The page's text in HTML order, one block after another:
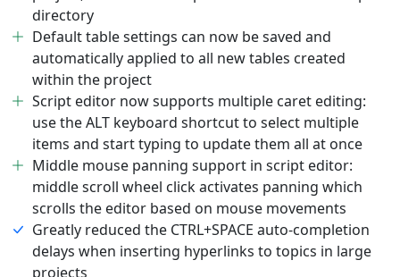
directory
Default table settings can now be saved and
automatically applied to all new tables created
within the project
Script editor now supports multiple caret editing:
use the ALT keyboard shortcut to select multiple
items and start typing to update them all at once
Middle mouse panning support in script editor:
middle scroll wheel click activates panning which
scrolls the editor based on mouse movements
Greatly reduced the CTRL+SPACE auto-completion
delays when inserting hyperlinks to topics in large
projects